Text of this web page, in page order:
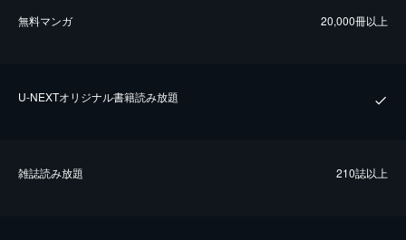
無料マンガ 20,000冊以上
U-NEXTオリジナル書籍読み放題
雑誌読み放題 210誌以上